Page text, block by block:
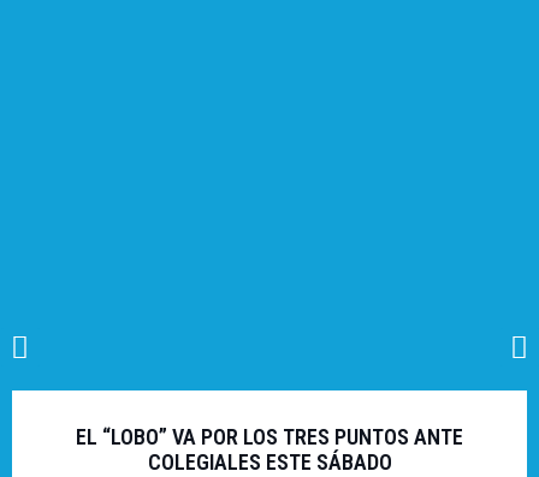
EL “LOBO” VA POR LOS TRES PUNTOS ANTE
COLEGIALES ESTE SÁBADO